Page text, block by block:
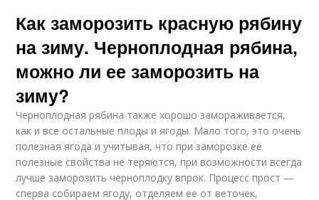
Как заморозить красную рябину
на зиму. Черноплодная рябина,
можно ли ее заморозить на
зиму?
Черноплодная рябина также хорошо замораживается,
как и все остальные плоды и ягоды. Мало того, это очень
полезная ягода и учитывая, что при заморозке ее
полезные свойства не теряются, при возможности всегда
лучше заморозить черноплодку впрок. Процесс прост —
сперва собираем ягоду, отделяем ее от веточек,